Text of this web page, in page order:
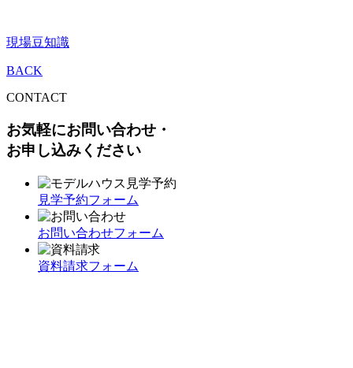
現場豆知識
BACK
CONTACT
お気軽にお問い合わせ・
お申し込みください
見学予約フォーム
お問い合わせフォーム
資料請求フォーム